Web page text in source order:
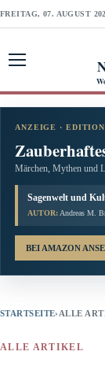
FREITAG, 07. AUGUST
ANZEIGE ·
Märchen, Mythen und
Sagenwelt und
AUTOR: Andreas M.
BEI AMAZON
STARTSEITE› ALLE
ALLE ARTIKEL